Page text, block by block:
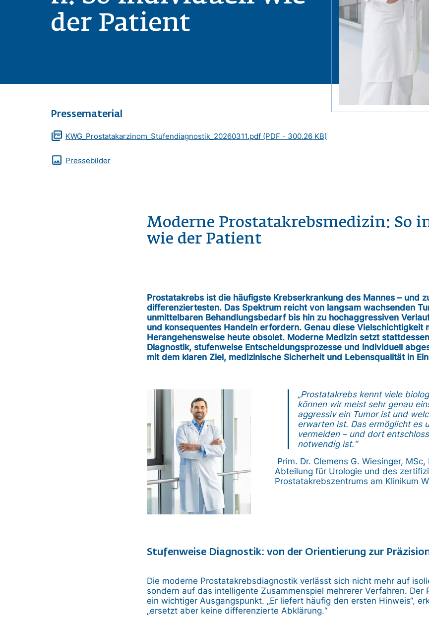
der Patient
Pressematerial
Zusatzmaterialien
Dokument
KWG_Prostatakarzinom_Stufendiagnostik_20260311.pdf (PDF - 300.26 KB)
Pressebilder
Moderne Prostatakrebsmedizin: So
wie der Patient
Prostatakrebs ist die häufigste Krebserkrankung des Mannes – und
differenziertesten. Das Spektrum reicht von langsam wachsenden
unmittelbaren Behandlungsbedarf bis hin zu hochaggressiven
und konsequentes Handeln erfordern. Genau diese Vielschichtigkeit
Herangehensweise heute obsolet. Moderne Medizin setzt
Diagnostik, stufenweise Entscheidungsprozesse und individuell
mit dem klaren Ziel, medizinische Sicherheit und Lebensqualität in
„Prostatakrebs kennt viele
können wir meist sehr genau
aggressiv ein Tumor ist und
erwarten ist. Das ermöglicht es
vermeiden – und dort
notwendig ist.“
Prim. Dr. Clemens G. Wiesinger,
Abteilung für Urologie und des
Prostatakrebszentrums am Klinikum
Stufenweise Diagnostik: von der Orientierung zur
Die moderne Prostatakrebsdiagnostik verlässt sich nicht mehr auf
sondern auf das intelligente Zusammenspiel mehrerer Verfahren. Der
ein wichtiger Ausgangspunkt. „Er liefert häufig den ersten Hinweis“,
„ersetzt aber keine differenzierte Abklärung.“